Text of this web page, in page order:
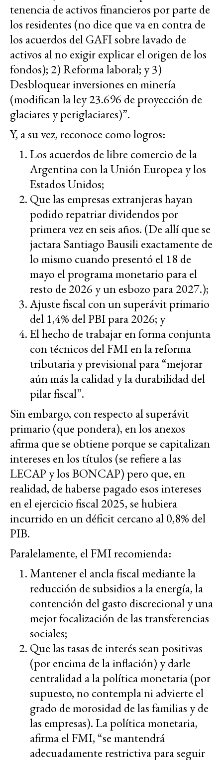
tenencia de activos financieros por parte de
los residentes (no dice que va en contra de
los acuerdos del GAFI sobre lavado de
activos al no exigir explicar el origen de los
fondos); 2) Reforma laboral; y 3)
Desbloquear inversiones en minería
(modifican la ley 23.696 de proyección de
glaciares y periglaciares)”.
Y, a su vez, reconoce como logros:
Los acuerdos de libre comercio de la
Argentina con la Unión Europea y los
Estados Unidos;
Que las empresas extranjeras hayan
podido repatriar dividendos por
primera vez en seis años. (De allí que se
jactara Santiago Bausili exactamente de
lo mismo cuando presentó el 18 de
mayo el programa monetario para el
resto de 2026 y un esbozo para 2027.);
Ajuste fiscal con un superávit primario
del 1,4% del PBI para 2026; y
El hecho de trabajar en forma conjunta
con técnicos del FMI en la reforma
tributaria y previsional para “mejorar
aún más la calidad y la durabilidad del
pilar fiscal”.
Sin embargo, con respecto al superávit
primario (que pondera), en los anexos
afirma que se obtiene porque se capitalizan
intereses en los títulos (se refiere a las
LECAP y los BONCAP) pero que, en
realidad, de haberse pagado esos intereses
en el ejercicio fiscal 2025, se hubiera
incurrido en un déficit cercano al 0,8% del
PIB.
Paralelamente, el FMI recomienda:
Mantener el ancla fiscal mediante la
reducción de subsidios a la energía, la
contención del gasto discrecional y una
mejor focalización de las transferencias
sociales;
Que las tasas de interés sean positivas
(por encima de la inflación) y darle
centralidad a la política monetaria (por
supuesto, no contempla ni advierte el
grado de morosidad de las familias y de
las empresas). La política monetaria,
afirma el FMI, “se mantendrá
adecuadamente restrictiva para seguir